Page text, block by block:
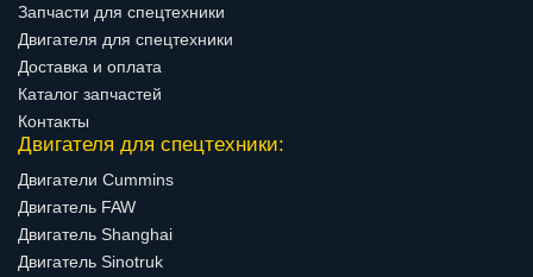
Запчасти для спецтехники
Двигателя для спецтехники
Доставка и оплата
Каталог запчастей
Контакты
Двигателя для спецтехники:
Двигатели Cummins
Двигатель FAW
Двигатель Shanghai
Двигатель Sinotruk